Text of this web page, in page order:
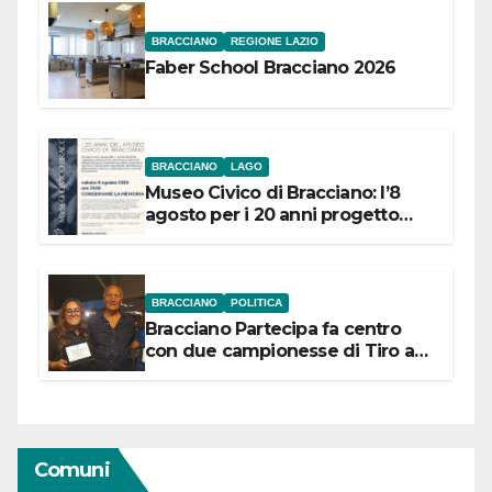
BRACCIANO REGIONE LAZIO
Faber School Bracciano 2026
BRACCIANO LAGO
Museo Civico di Bracciano: l’8
agosto per i 20 anni progetto
BRACCIANO POLITICA
Bracciano Partecipa fa centro
con due campionesse di Tiro a
Comuni